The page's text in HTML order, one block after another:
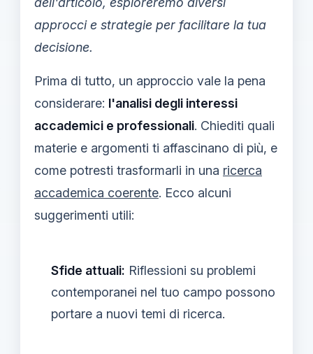
approcci e strategie per facilitare la tua
decisione.
Prima di tutto, un approccio vale la pena
considerare: l'analisi degli interessi
accademici e professionali. Chiediti quali
materie e argomenti ti affascinano di più, e
come potresti trasformarli in una ricerca
accademica coerente. Ecco alcuni
suggerimenti utili:
Sfide attuali: Riflessioni su problemi
contemporanei nel tuo campo possono
portare a nuovi temi di ricerca.